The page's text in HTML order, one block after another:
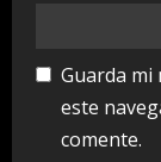
Guarda mi
este
comente.